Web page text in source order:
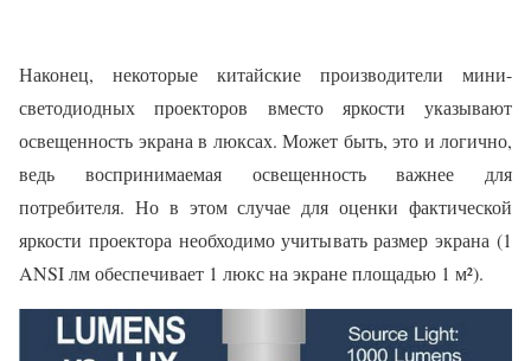
Наконец, некоторые китайские производители мини-
светодиодных проекторов вместо яркости указывают
освещенность экрана в люксах. Может быть, это и логично,
ведь воспринимаемая освещенность важнее для
потребителя. Но в этом случае для оценки фактической
яркости проектора необходимо учитывать размер экрана (1
ANSI лм обеспечивает 1 люкс на экране площадью 1 м²).